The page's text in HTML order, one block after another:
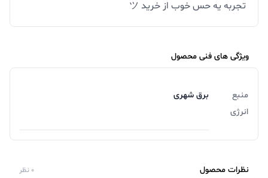
تجربه یه حس خوب از خرید ツ
ویژگی های فنی محصول
منبع
انرژی
برق شهری
نظرات محصول 0 نظر